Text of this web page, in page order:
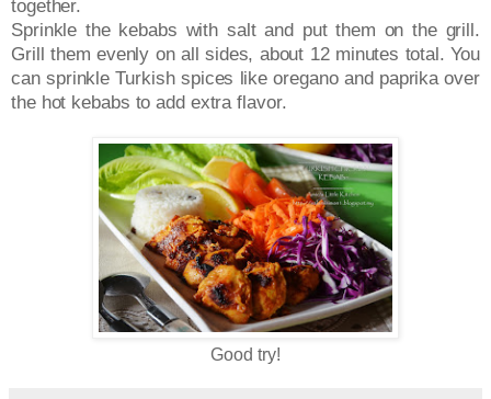
together.
Sprinkle the kebabs with salt and put them on the grill.
Grill them evenly on all sides, about 12 minutes total. You
can sprinkle Turkish spices like oregano and paprika over
the hot kebabs to add extra flavor.
Good try!